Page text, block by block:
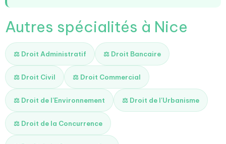
Autres spécialités à Nice
⚖️ Droit Administratif ⚖️ Droit Bancaire
⚖️ Droit Civil ⚖️ Droit Commercial
⚖️ Droit de l'Environnement ⚖️ Droit de l'Urbanisme
⚖️ Droit de la Concurrence